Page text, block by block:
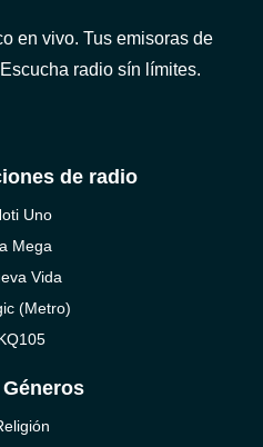
en vivo. Tus emisoras de
radio sín límites.
de radio
Uno
Mega
Vida
(Metro)